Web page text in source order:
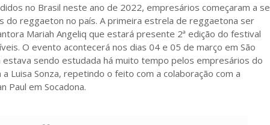
no Brasil neste ano de 2022, empresários começaram a se
do reggaeton no país. A primeira estrela de reggaetona ser
Mariah Angeliq que estará presente 2ª edição do festival
O evento acontecerá nos dias 04 e 05 de março em São
sendo estudada há muito tempo pelos empresários do
Luisa Sonza, repetindo o feito com a colaboração com a
Paul em Socadona.